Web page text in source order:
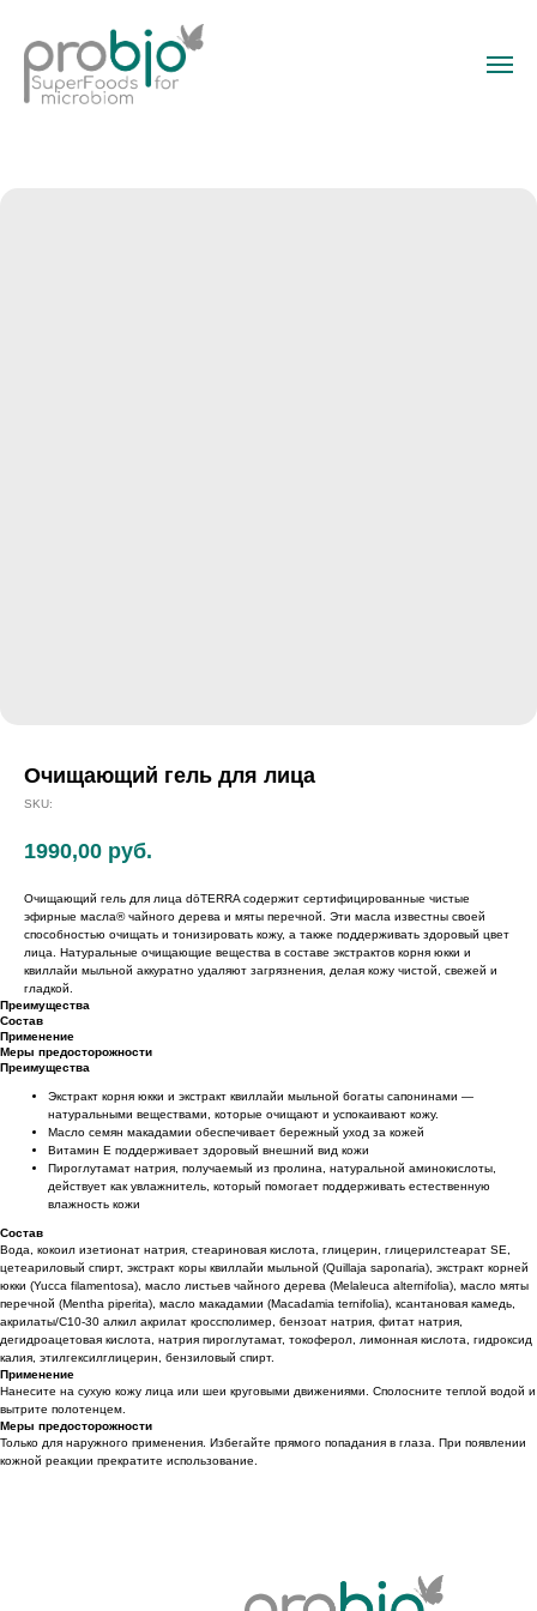
Очищающий гель для лица
SKU:
1990,00 руб.
Очищающий гель для лица dōTERRA содержит сертифицированные чистые
эфирные масла® чайного дерева и мяты перечной. Эти масла известны своей
способностью очищать и тонизировать кожу, а также поддерживать здоровый цвет
лица. Натуральные очищающие вещества в составе экстрактов корня юкки и
квиллайи мыльной аккуратно удаляют загрязнения, делая кожу чистой, свежей и
гладкой.
Преимущества
Состав
Применение
Меры предосторожности
Преимущества
Экстракт корня юкки и экстракт квиллайи мыльной богаты сапонинами —
натуральными веществами, которые очищают и успокаивают кожу.
Масло семян макадамии обеспечивает бережный уход за кожей
Витамин Е поддерживает здоровый внешний вид кожи
Пироглутамат натрия, получаемый из пролина, натуральной аминокислоты,
действует как увлажнитель, который помогает поддерживать естественную
влажность кожи
Состав
Вода, кокоил изетионат натрия, стеариновая кислота, глицерин, глицерилстеарат SE,
цетеариловый спирт, экстракт коры квиллайи мыльной (Quillaja saponaria), экстракт корней
юкки (Yucca filamentosa), масло листьев чайного дерева (Melaleuca alternifolia), масло мяты
перечной (Mentha piperita), масло макадамии (Macadamia ternifolia), ксантановая камедь,
акрилаты/С10-30 алкил акрилат кроссполимер, бензоат натрия, фитат натрия,
дегидроацетовая кислота, натрия пироглутамат, токоферол, лимонная кислота, гидроксид
калия, этилгексилглицерин, бензиловый спирт.
Применение
Нанесите на сухую кожу лица или шеи круговыми движениями. Сполосните теплой водой и
вытрите полотенцем.
Меры предосторожности
Только для наружного применения. Избегайте прямого попадания в глаза. При появлении
кожной реакции прекратите использование.